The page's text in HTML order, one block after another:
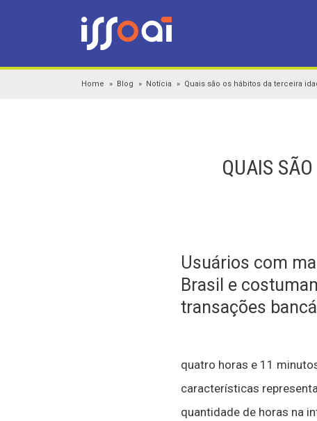
Home Blog Notícia Quais são os hábitos da terceira
QUAIS
Usuários com
Brasil e
transações
quatro horas e 11
características
quantidade de horas na